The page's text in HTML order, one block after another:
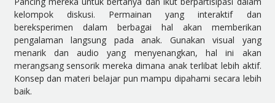
kelompok diskusi. Permainan yang interaktif dan
bereksperimen dalam berbagai hal akan memberikan
pengalaman langsung pada anak. Gunakan visual yang
menarik dan audio yang menyenangkan, hal ini akan
merangsang sensorik mereka dimana anak terlibat lebih aktif.
Konsep dan materi belajar pun mampu dipahami secara lebih
baik.